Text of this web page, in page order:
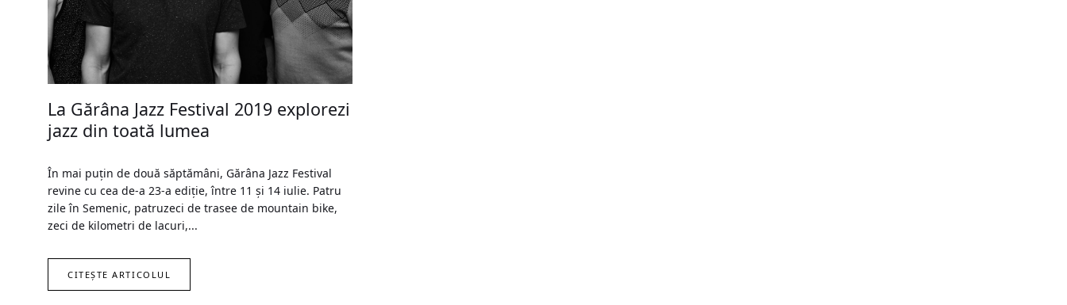
La Gărâna Jazz Festival 2019 explorezi
jazz din toată lumea
În mai puțin de două săptămâni, Gărâna Jazz Festival
revine cu cea de-a 23-a ediție, între 11 și 14 iulie. Patru
zile în Semenic, patruzeci de trasee de mountain bike,
zeci de kilometri de lacuri,...
CITEȘTE ARTICOLUL